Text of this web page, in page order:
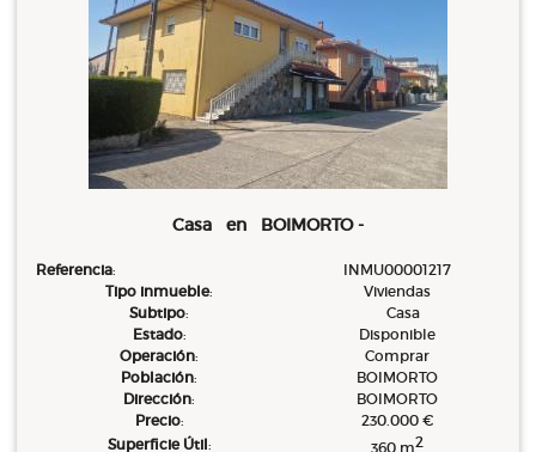
Casa en BOIMORTO -
Referencia:
INMU00001217
Tipo inmueble:
Viviendas
Subtipo:
Casa
Estado:
Disponible
Operación:
Comprar
Población:
BOIMORTO
Dirección:
BOIMORTO
Precio:
230.000 €
Superficie Útil: 360 m2